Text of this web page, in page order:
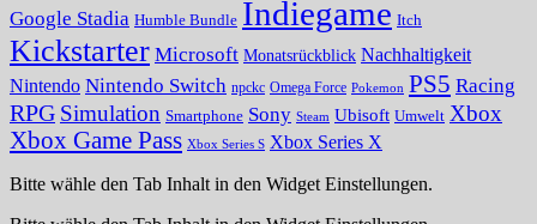
Google Stadia Humble Bundle Indiegame Itch
Kickstarter Microsoft Monatsrückblick Nachhaltigkeit
Nintendo Nintendo Switch npckc Omega Force Pokemon PS5 Racing
RPG Simulation Smartphone Sony Steam Ubisoft Umwelt Xbox
Xbox Game Pass Xbox Series S Xbox Series X
Bitte wähle den Tab Inhalt in den Widget Einstellungen.